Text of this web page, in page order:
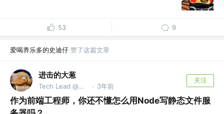
53 9
爱喝养乐多的史迪仔 赞了这篇文章
进击的大葱
Tech Lead @进击的大葱公众号 · 3年前
关注
作为前端工程师，你还不懂怎么用Node写静态文件服